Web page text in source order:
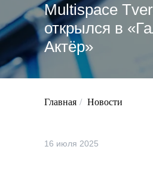
Multispace
открылся в
Актёр»
Главная / Новости
16 июля 2025